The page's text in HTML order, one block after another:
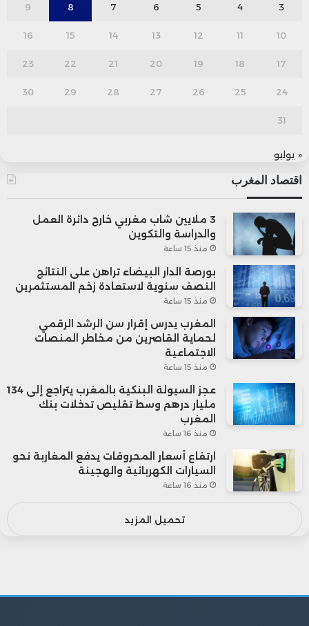
3
4
5
6
7
8
9
10
11
12
13
14
15
16
17
18
19
20
21
22
23
24
25
26
27
28
29
30
31
« يوليو
اقتصاد المغرب
3 ملايين شاب مغربي خارج دائرة العمل
والدراسة والتكوين
منذ 15 ساعة
بورصة الدار البيضاء تراهن على النتائج
النصف سنوية لاستعادة زخم المستثمرين
منذ 15 ساعة
المغرب يدرس إقرار سن الرشد الرقمي
لحماية القاصرين من مخاطر المنصات
الاجتماعية
منذ 15 ساعة
عجز السيولة البنكية بالمغرب يتراجع إلى 134
مليار درهم وسط تقليص تدخلات بنك
المغرب
منذ 16 ساعة
ارتفاع أسعار المحروقات يدفع المغاربة نحو
السيارات الكهربائية والهجينة
منذ 16 ساعة
تحميل المزيد